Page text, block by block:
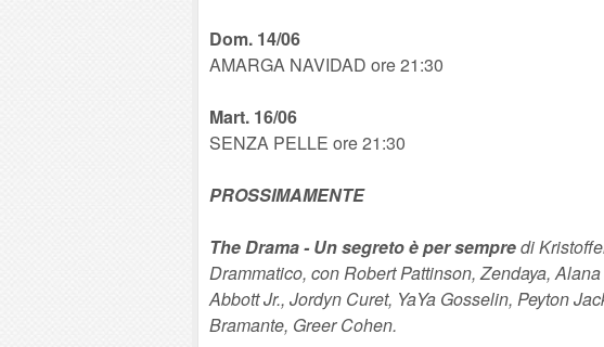
Dom. 14/06
AMARGA NAVIDAD ore 21:30
Mart. 16/06
SENZA PELLE ore 21:30
PROSSIMAMENTE
The Drama - Un segreto è per sempredi
Drammatico, con Robert Pattinson, Zendaya,
Abbott Jr., Jordyn Curet, YaYa Gosselin, Peyton
Bramante, Greer Cohen.